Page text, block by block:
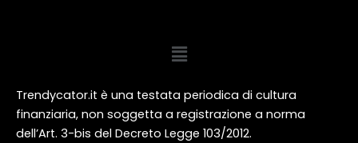
Menu
Trendycator.it è una testata periodica di cultura
finanziaria, non soggetta a registrazione a norma
dell’Art. 3-bis del Decreto Legge 103/2012.